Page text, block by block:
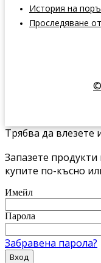
История на
Проследяване
©
Трябва да влезете
Запазете продукти
купите по-късно
Имейл
Парола
Забравена парола?
Вход